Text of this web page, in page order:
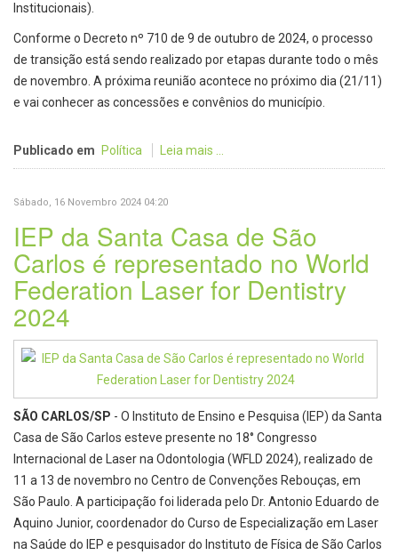
Institucionais).
Conforme o Decreto nº 710 de 9 de outubro de 2024, o processo
de transição está sendo realizado por etapas durante todo o mês
de novembro. A próxima reunião acontece no próximo dia (21/11)
e vai conhecer as concessões e convênios do município.
Publicado em Política Leia mais ...
Sábado, 16 Novembro 2024 04:20
IEP da Santa Casa de São
Carlos é representado no World
Federation Laser for Dentistry
2024
SÃO CARLOS/SP - O Instituto de Ensino e Pesquisa (IEP) da Santa
Casa de São Carlos esteve presente no 18° Congresso
Internacional de Laser na Odontologia (WFLD 2024), realizado de
11 a 13 de novembro no Centro de Convenções Rebouças, em
São Paulo. A participação foi liderada pelo Dr. Antonio Eduardo de
Aquino Junior, coordenador do Curso de Especialização em Laser
na Saúde do IEP e pesquisador do Instituto de Física de São Carlos